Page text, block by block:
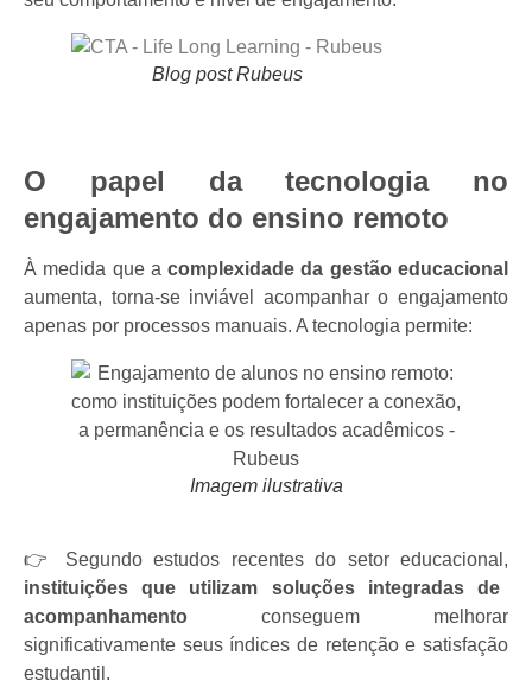
Blog post Rubeus
O papel da tecnologia no
engajamento do ensino remoto
À medida que acomplexidade da gestão educacional
aumenta, torna-se inviável acompanhar o engajamento
apenas por processos manuais. A tecnologia permite:
Imagem ilustrativa
👉 Segundo estudos recentes do setor educacional,
instituições que utilizam soluções integradas de
acompanhamento conseguem melhorar
significativamente seus índices de retenção e satisfação
estudantil.